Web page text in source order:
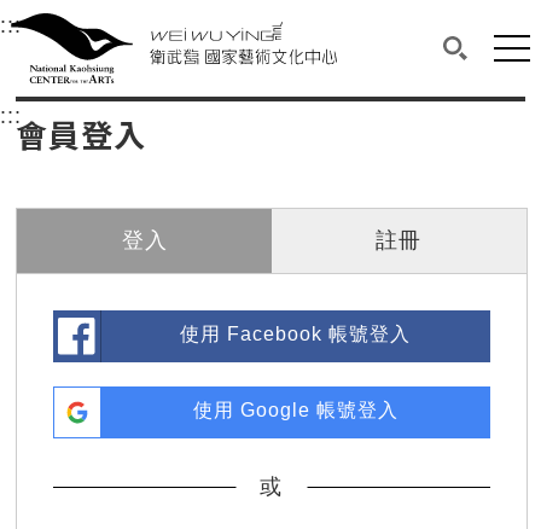
衛武營國家藝術文化中心
中央內容區塊，為本頁主要內容區。
:::選單連結區塊，此區塊列有本網站主要連結。
衛武營國家藝術文化中心
搜尋(開
網
::: 中央內容區塊，為本頁主要內容區。
會員登入
登入 註冊
使用 Facebook 帳號登入
使用 Google 帳號登入
或